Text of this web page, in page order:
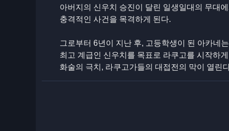
아버지의 신우치 승진이 달린 일생일대의 무대
충격적인 사건을 목격하게 된다.
그로부터 6년이 지난 후, 고등학생이 된 아카네
최고 계급인 신우치를 목표로 라쿠고를 시작하
화술의 극치, 라쿠고가들의 대접전의 막이 열린